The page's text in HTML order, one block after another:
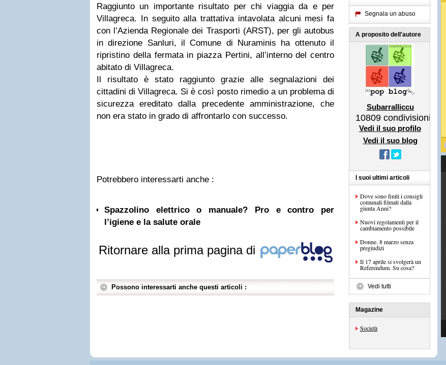
Raggiunto un importante risultato per chi viaggia da e per
Villagreca. In seguito alla trattativa intavolata alcuni mesi fa
con l’Azienda Regionale dei Trasporti (ARST), per gli autobus
in direzione Sanluri, il Comune di Nuraminis ha ottenuto il
ripristino della fermata in piazza Pertini, all’interno del centro
abitato di Villagreca.
Il risultato è stato raggiunto grazie alle segnalazioni dei
cittadini di Villagreca. Si è così posto rimedio a un problema di
sicurezza ereditato dalla precedente amministrazione, che
non era stato in grado di affrontarlo con successo.
Potrebbero interessarti anche :
Spazzolino elettrico o manuale? Pro e contro per
l’igiene e la salute orale
Ritornare alla prima pagina di
Possono interessarti anche questi articoli :
Segnala un abuso
A proposito dell'autore
Subarralliccu
10809 condivisioni
Vedi il suo profilo
Vedi il suo blog
I suoi ultimi articoli
Dove sono finiti i consigli
comunali filmati dalla
giunta Anni?
Nuovi regolamenti per il
cambiamento possibile
Donne. 8 marzo senza
pregiudizi
Il 17 aprile si svolgerà un
Referendum. Su cosa?
Vedi tutti
Magazine
Società